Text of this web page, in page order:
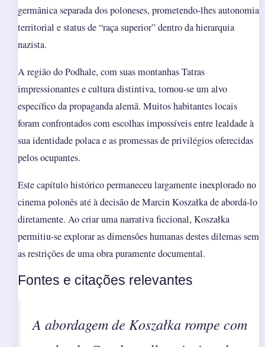
germânica separada dos poloneses, prometendo-lhes autonomia
territorial e status de “raça superior” dentro da hierarquia
nazista.
A região do Podhale, com suas montanhas Tatras
impressionantes e cultura distintiva, tornou-se um alvo
específico da propaganda alemã. Muitos habitantes locais
foram confrontados com escolhas impossíveis entre lealdade à
sua identidade polaca e as promessas de privilégios oferecidas
pelos ocupantes.
Este capítulo histórico permaneceu largamente inexplorado no
cinema polonês até à decisão de Marcin Koszałka de abordá-lo
diretamente. Ao criar uma narrativa ficcional, Koszałka
permitiu-se explorar as dimensões humanas destes dilemas sem
as restrições de uma obra puramente documental.
Fontes e citações relevantes
A abordagem de Koszałka rompe com